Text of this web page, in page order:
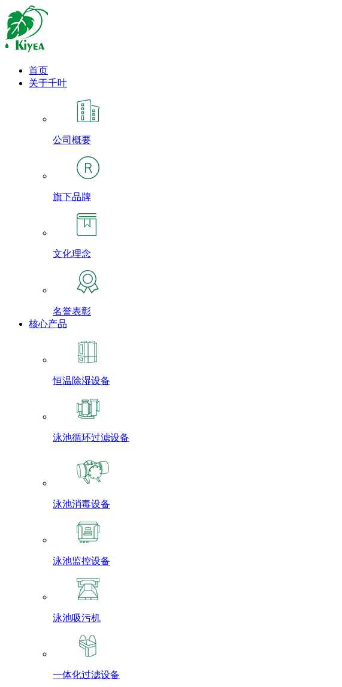
首页
关于千叶
公司概要
旗下品牌
文化理念
名誉表彰
核心产品
恒温除湿设备
泳池循环过滤设备
泳池消毒设备
泳池监控设备
泳池吸污机
一体化过滤设备